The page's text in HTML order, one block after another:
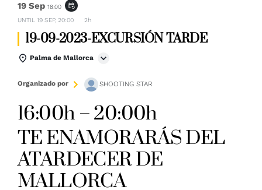
19 Sep 18:00 event_repeat
UNTIL 19 SEP, 20:00 2h
19-09-2023-EXCURSIÓN TARDE
Palma de Mallorca
Organizado por SHOOTING STAR
16:00h – 20:00h
TE ENAMORARÁS DEL
ATARDECER DE
MALLORCA